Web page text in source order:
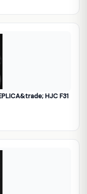
HJC F31